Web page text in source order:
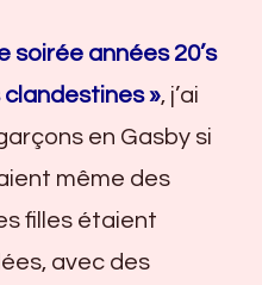
soirée années 20’s
clandestines », j’ai
en Gasby si
même des
filles étaient
avec des